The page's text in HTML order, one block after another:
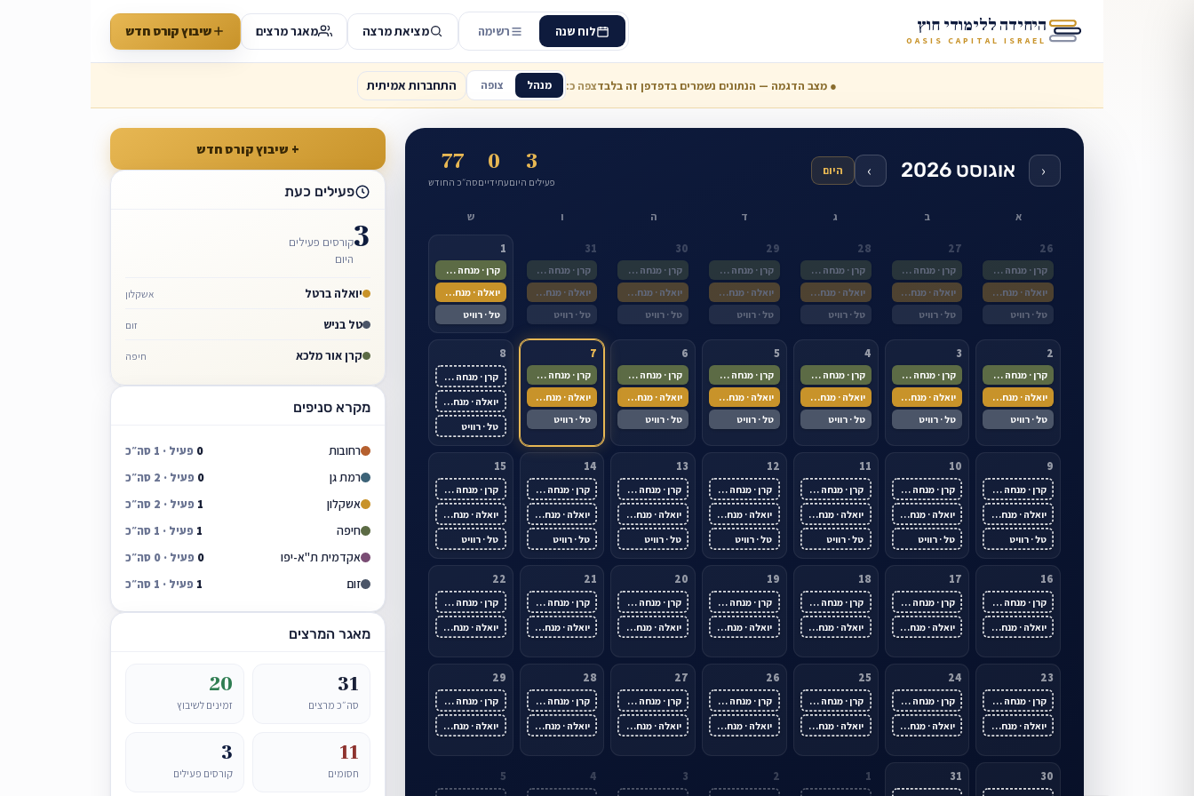
היחידה ללימודי חוץ
OASIS CAPITAL ISRAEL
לוח שנה רשימה מציאת מרצה מאגר מרצים שיבוץ קורס חדש
● מצב הדגמה — הנתונים נשמרים בדפדפן זה בלבדצפה כ: מנהל צופה התחברות אמיתית
‹ אוגוסט 2026 › היום 3
פעילים היום
0
עתידיים
77
סה״כ החודש
א ב ג ד ה ו ש
26
קרן · מנחה ראשית
יואלה · מנחה ראשית
טל · רוויט
27
קרן · מנחה ראשית
יואלה · מנחה ראשית
טל · רוויט
28
קרן · מנחה ראשית
יואלה · מנחה ראשית
טל · רוויט
29
קרן · מנחה ראשית
יואלה · מנחה ראשית
טל · רוויט
30
קרן · מנחה ראשית
יואלה · מנחה ראשית
טל · רוויט
31
קרן · מנחה ראשית
יואלה · מנחה ראשית
טל · רוויט
1
קרן · מנחה ראשית
יואלה · מנחה ראשית
טל · רוויט
2
קרן · מנחה ראשית
יואלה · מנחה ראשית
טל · רוויט
3
קרן · מנחה ראשית
יואלה · מנחה ראשית
טל · רוויט
4
קרן · מנחה ראשית
יואלה · מנחה ראשית
טל · רוויט
5
קרן · מנחה ראשית
יואלה · מנחה ראשית
טל · רוויט
6
קרן · מנחה ראשית
יואלה · מנחה ראשית
טל · רוויט
7
קרן · מנחה ראשית
יואלה · מנחה ראשית
טל · רוויט
8
קרן · מנחה ראשית
יואלה · מנחה ראשית
טל · רוויט
9
קרן · מנחה ראשית
יואלה · מנחה ראשית
טל · רוויט
10
קרן · מנחה ראשית
יואלה · מנחה ראשית
טל · רוויט
11
קרן · מנחה ראשית
יואלה · מנחה ראשית
טל · רוויט
12
קרן · מנחה ראשית
יואלה · מנחה ראשית
טל · רוויט
13
קרן · מנחה ראשית
יואלה · מנחה ראשית
טל · רוויט
14
קרן · מנחה ראשית
יואלה · מנחה ראשית
טל · רוויט
15
קרן · מנחה ראשית
יואלה · מנחה ראשית
טל · רוויט
16
קרן · מנחה ראשית
יואלה · מנחה ראשית
17
קרן · מנחה ראשית
יואלה · מנחה ראשית
18
קרן · מנחה ראשית
יואלה · מנחה ראשית
19
קרן · מנחה ראשית
יואלה · מנחה ראשית
20
קרן · מנחה ראשית
יואלה · מנחה ראשית
21
קרן · מנחה ראשית
יואלה · מנחה ראשית
22
קרן · מנחה ראשית
יואלה · מנחה ראשית
23
קרן · מנחה ראשית
יואלה · מנחה ראשית
24
קרן · מנחה ראשית
יואלה · מנחה ראשית
25
קרן · מנחה ראשית
יואלה · מנחה ראשית
26
קרן · מנחה ראשית
יואלה · מנחה ראשית
27
קרן · מנחה ראשית
יואלה · מנחה ראשית
28
קרן · מנחה ראשית
יואלה · מנחה ראשית
29
קרן · מנחה ראשית
יואלה · מנחה ראשית
30
31
1
2
3
4
5
+ שיבוץ קורס חדש
פעילים כעת
3קורסים פעילים
היום
יואלה ברטל אשקלון
טל בניש זום
קרן אור מלכא חיפה
מקרא סניפים
רחובות 0 פעיל · 1 סה״כ
רמת גן 0 פעיל · 2 סה״כ
אשקלון 1 פעיל · 2 סה״כ
חיפה 1 פעיל · 1 סה״כ
אקדמית ת"א-יפו 0 פעיל · 0 סה״כ
זום 1 פעיל · 1 סה״כ
מאגר המרצים
31
סה״כ מרצים
20
זמינים לשיבוץ
11
חסומים
3
קורסים פעילים